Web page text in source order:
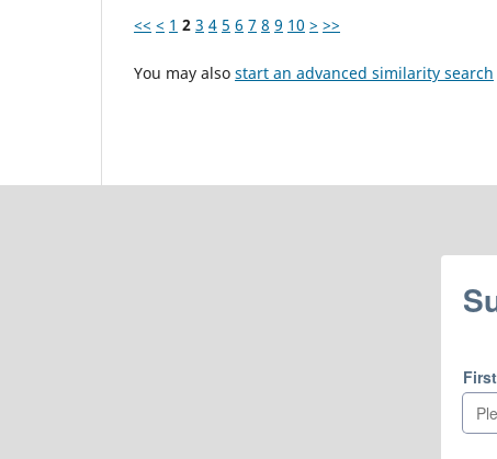
<< < 1 2 3 4 5 6 7 8 9 10 > >>
You may also start an advanced similarity search